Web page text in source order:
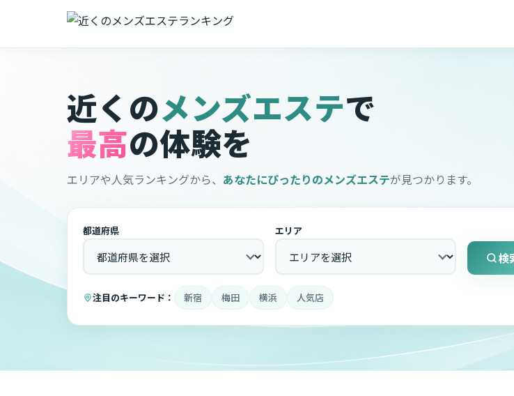
近くのメンズエステで
最高の体験を
エリアや人気ランキングから、 あなたにぴったりのメンズエステが見つかります。
都道府県 エリア
検
注目のキーワード： 新宿 梅田 横浜 人気店